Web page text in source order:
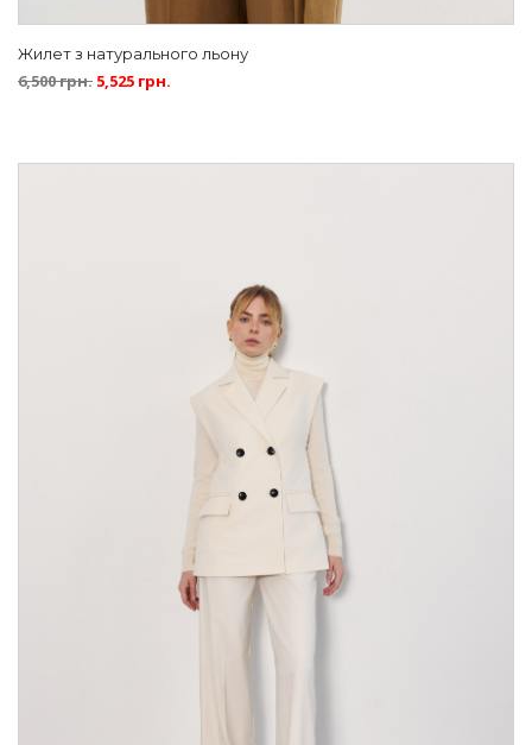
Жилет з натурального льону
6,500грн. 5,525 грн.